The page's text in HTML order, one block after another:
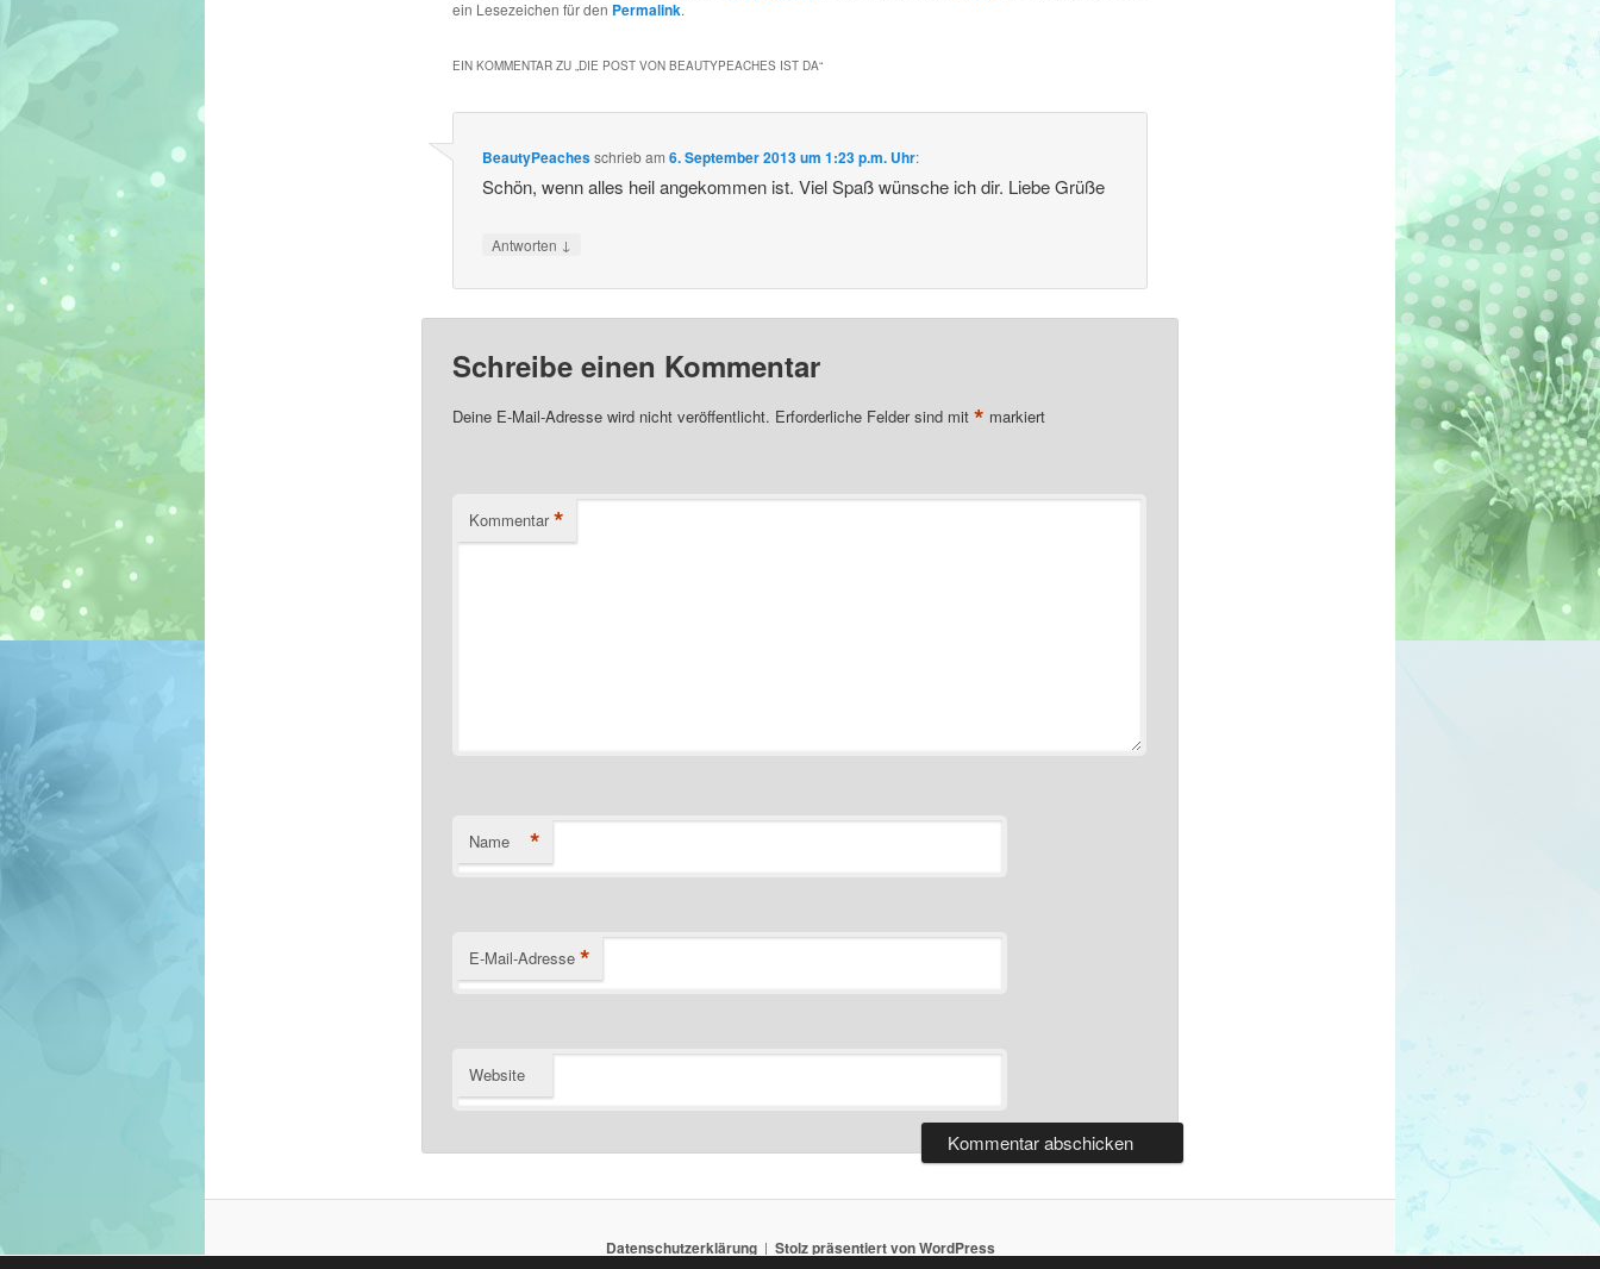
ein Lesezeichen für den Permalink.
EIN KOMMENTAR ZU „ DIE POST VON BEAUTYPEACHES IST DA“
BeautyPeachesschriebam6. September 2013 um 1:23 p.m. Uhr:
Schön, wenn alles heil angekommen ist. Viel Spaß wünsche ich dir. Liebe Grüße
Antworten ↓
Schreibe einen Kommentar
Deine E-Mail-Adresse wird nicht veröffentlicht. Erforderliche Felder sind mit * markiert
Kommentar *
Name *
E-Mail-Adresse *
Website
Datenschutzerklärung Stolz präsentiert von WordPress